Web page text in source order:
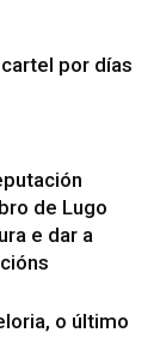
por días
de Lugo
e dar a
o último